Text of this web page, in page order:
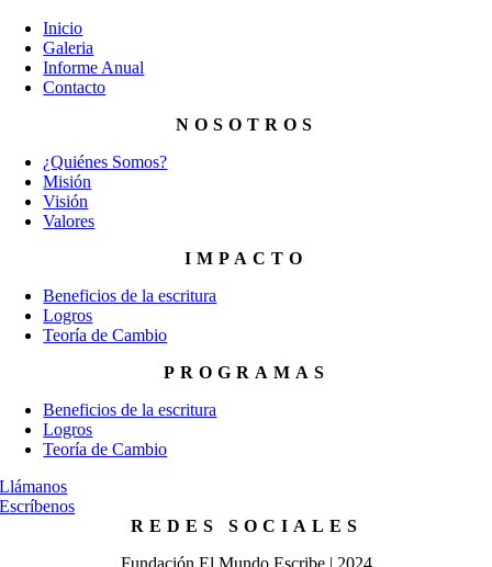
Inicio
Galeria
Informe Anual
Contacto
NOSOTROS
¿Quiénes Somos?
Misión
Visión
Valores
IMPACTO
Beneficios de la escritura
Logros
Teoría de Cambio
PROGRAMAS
Beneficios de la escritura
Logros
Teoría de Cambio
Llámanos
Escríbenos
REDES SOCIALES
Fundación El Mundo Escribe | 2024